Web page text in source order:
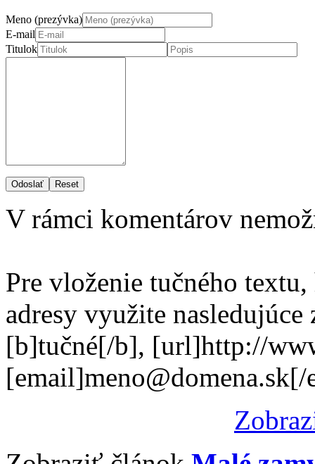
Meno (prezývka)
E-mail
Titulok
Odoslať Reset
V rámci komentárov
Pre vloženie tučného
adresy využite nasledujúce
[b]tučné[/b], [url]http://